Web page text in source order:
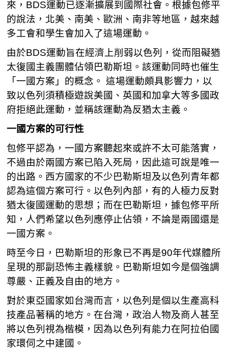
來，BDS運動已逐漸擴展到國際社會。根據包修平
的說法，北美、南美、歐洲、南非等地區，越來越
多工會和學生會加入了這場運動。
由於BDS運動旨在經濟上削弱以色列，從而阻礙猶
太復國主義團體佔領巴勒斯坦。該運動同時也催生
「一國方案」的概念。 這場運動頗具影響力，以
致以色列須積極遊說美國、英國和加拿大等多國政
府拒絕此運動，並稱該運動為反猶太主義。
一國方案的可行性
包修平認為，一國方案聽起來或許不太可能落實，
不過由於兩國方案已陷入死局，因此這可說是唯一
的出路。西方國家的不少巴勒斯坦及以色列青年都
認為這個方案可行。以色列內部，有的人極力反對
猶太復國運動的思想；而在巴勒斯坦，據包修平所
知，人們希望以色列應停止佔領，不論是兩國還是
一國方案。
時至今日，巴勒斯坦的形象已不再是90年代媒體所
呈現的那副恐怖主義樣貌。巴勒斯坦如今是個強調
尊嚴、正義及自由的地方。
對於東亞國家如台灣而言，以色列是個以生產高科
技產品著稱的地方。在台灣，政治人物及商人甚至
將以色列視為楷模，因為以色列有能力在阿拉伯國
家環伺之中建國。